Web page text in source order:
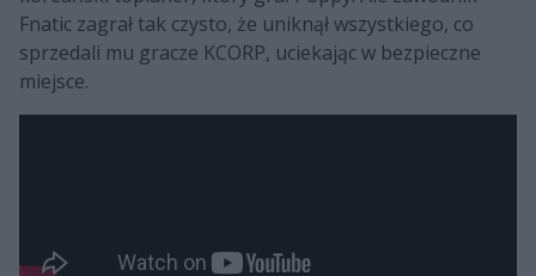
Fnatic zagrał tak czysto, że uniknął wszystkiego, co
sprzedali mu gracze KCORP, uciekając w bezpieczne
miejsce.